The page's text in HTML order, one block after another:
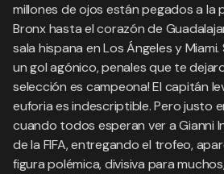
millones de ojos están pegados a la
Bronx hasta el corazón de
sala hispana en Los Ángeles y
un gol agónico, penales que te
selección es campeona! El capitán
euforia es indescriptible. Pero justo
cuando todos esperan ver a Gianni
de la FIFA, entregando el trofeo,
figura polémica, divisiva para